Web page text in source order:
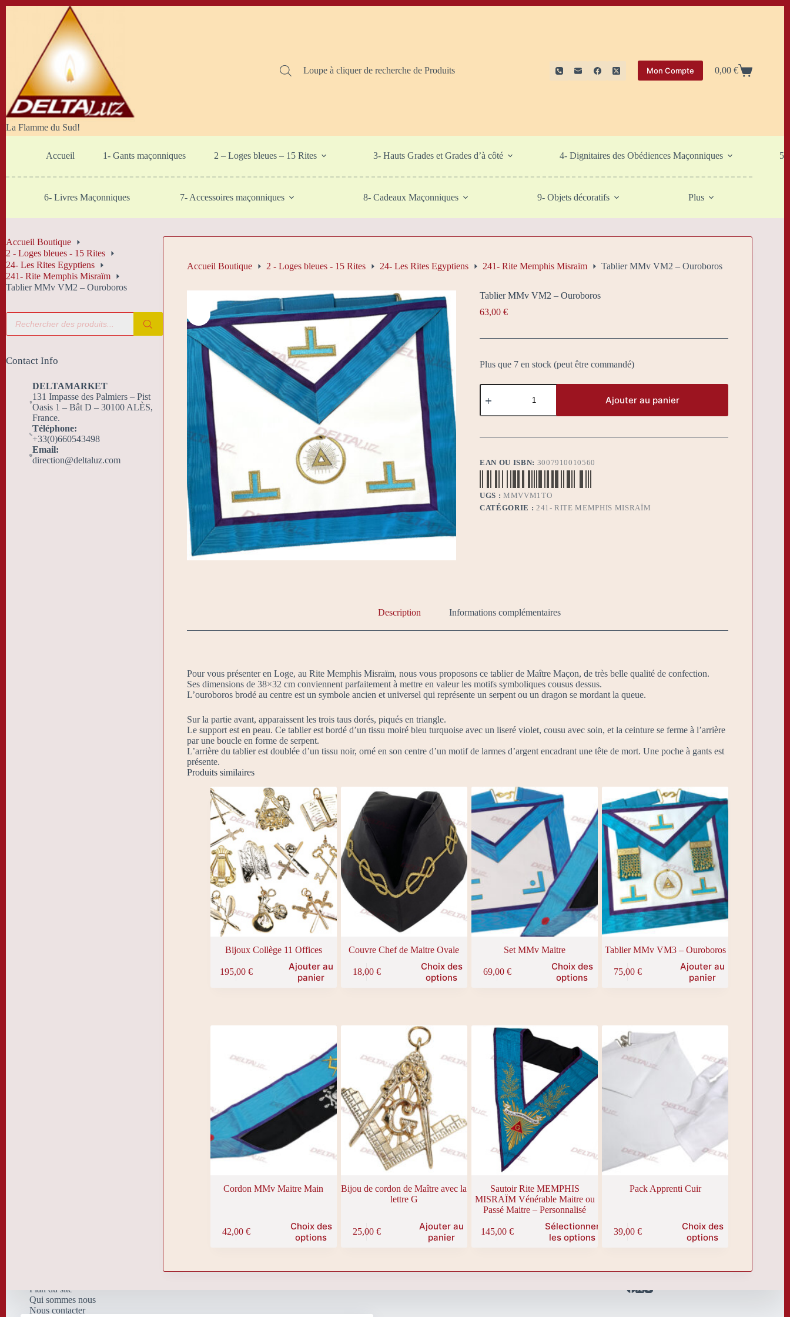
La Flamme du Sud!
Loupe à cliquer de recherche de Produits Mon Compte
Panier
0,00€
Accueil 1- Gants maçonniques 2 – Loges bleues – 15 Rites 3- Hauts Grades et Grades d’à côté 4- Dignitaires des Obédiences Maçonniques 5-
6- Livres Maçonniques 7- Accessoires maçonniques 8- Cadeaux Maçonniques 9- Objets décoratifs Plus
Accueil Boutique 2 - Loges bleues - 15 Rites 24- Les Rites Egyptiens 241- Rite Memphis Misraïm Tablier MMv VM2 – Ouroboros
Tablier MMv VM2 – Ouroboros
63,00€
Plus que 7 en stock (peut être commandé)
quantité
de
MMv
-
Ajouter au panier
EAN OU ISBN: 3007910010560
UGS :MMVVM1TO
CATÉGORIE : 241- RITE MEMPHIS MISRAÏM
Description Informations complémentaires
Pour vous présenter en Loge, au Rite Memphis Misraïm, nous vous proposons ce tablier de Maître Maçon, de très belle qualité de confection.
Ses dimensions de 38×32 cm conviennent parfaitement à mettre en valeur les motifs symboliques cousus dessus.
L’ouroboros brodé au centre est un symbole ancien et universel qui représente un serpent ou un dragon se mordant la queue.
Sur la partie avant, apparaissent les trois taus dorés, piqués en triangle.
Le support est en peau. Ce tablier est bordé d’un tissu moiré bleu turquoise avec un liseré violet, cousu avec soin, et la ceinture se ferme à l’arrière
par une boucle en forme de serpent.
L’arrière du tablier est doublée d’un tissu noir, orné en son centre d’un motif de larmes d’argent encadrant une tête de mort. Une poche à gants est
présente.
Produits similaires
Bijoux Collège 11 Offices
195,00 €
Ajouter au
panier
Couvre Chef de Maitre Ovale
18,00 €
Choix des
options
Ce
produit
options
être
choisies
sur
la
page
du
produit
Set MMv Maitre
69,00 €
Choix des
options
Ce
produit
options
choisies
sur
produit
Tablier MMv VM3 – Ouroboros
75,00 €
Ajouter au
panier
Cordon MMv Maitre Main
42,00 €
Choix des
options
produit
Bijou de cordon de Maître avec la
lettre G
25,00 €
Ajouter au
panier
Sautoir Rite MEMPHIS
MISRAÏM Vénérable Maitre ou
Passé Maitre – Personnalisé
145,00 €
Sélectionner
les options
Pack Apprenti Cuir
39,00 €
Choix des
options
Ce
produit
a
Accueil Boutique
2 - Loges bleues - 15 Rites
24- Les Rites Egyptiens
241- Rite Memphis Misraïm
Tablier MMv VM2 – Ouroboros
Recherche
produits
Contact Info
DELTAMARKET
131 Impasse des Palmiers – Pist
Oasis 1 – Bât D – 30100 ALÈS,
France.
Téléphone:
+33(0)660543498
Email:
direction@deltaluz.com
Plan du site
Qui sommes nous
Nous contacter